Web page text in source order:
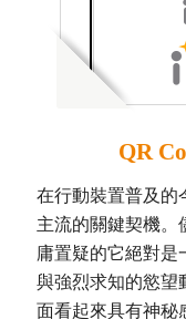
QR
在行動裝置普及的
主流的關鍵契機。
庸置疑的它絕對是
與強烈求知的慾望
面看起來具有神秘